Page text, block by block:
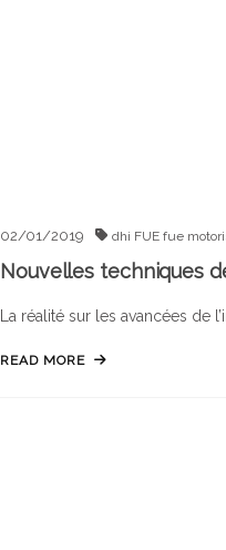
02/01/2019 dhi FUE fue
Nouvelles techniques
La réalité sur les avancées de
READ MORE